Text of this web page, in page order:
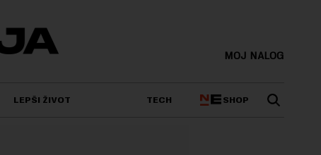
MOJ NALOG
LEPŠI ŽIVOT TECH SHOP